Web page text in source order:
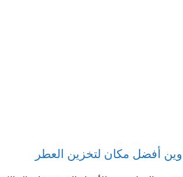
وين أفضل مكان لتخزين العطر